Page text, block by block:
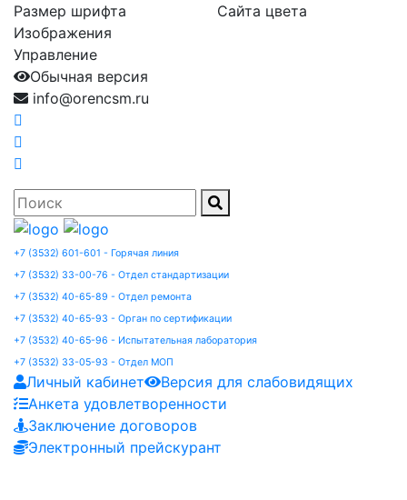
Размер шрифта
Сайта цвета
Изображения
Управление
Обычная версия
info@orencsm.ru
+7 (3532) 601-601 - Горячая линия
+7 (3532) 33-00-76 - Отдел стандартизации
+7 (3532) 40-65-89 - Отдел ремонта
+7 (3532) 40-65-93 - Орган по сертификации
+7 (3532) 40-65-96 - Испытательная лаборатория
+7 (3532) 33-05-93 - Отдел МОП
Личный кабинет
Версия для слабовидящих
Анкета удовлетворенности
Заключение договоров
Электронный прейскурант